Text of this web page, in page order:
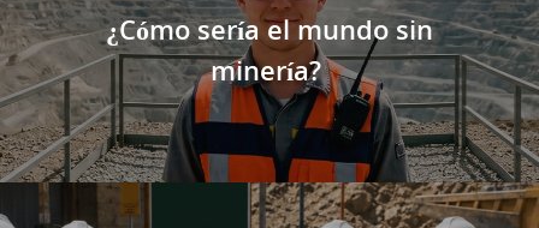
¿Cómo sería el mundo sin
minería?